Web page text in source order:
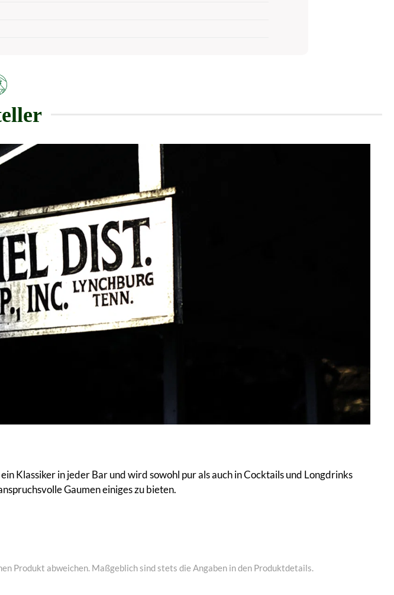
Klassiker in jeder Bar und wird sowohl pur als auch in Cocktails und Longdrinks
Gaumen einiges zu bieten.
Produkt abweichen. Maßgeblich sind stets die Angaben in den Produktdetails.